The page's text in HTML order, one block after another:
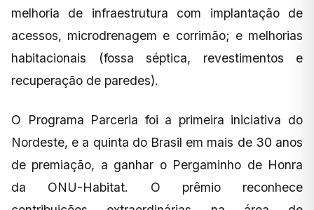
melhoria de infraestrutura com implantação de
acessos, microdrenagem e corrimão; e melhorias
habitacionais (fossa séptica, revestimentos e
recuperação de paredes).
O Programa Parceria foi a primeira iniciativa do
Nordeste, e a quinta do Brasil em mais de 30 anos
de premiação, a ganhar o Pergaminho de Honra
da ONU-Habitat. O prêmio reconhece